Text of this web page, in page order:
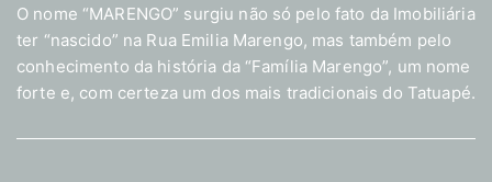
O nome “MARENGO” surgiu não só pelo fato da Imobiliária
ter “nascido” na Rua Emilia Marengo, mas também pelo
conhecimento da história da “Família Marengo”, um nome
forte e, com certeza um dos mais tradicionais do Tatuapé.